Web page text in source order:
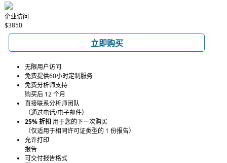
企业访问
$3850
立即购买
无限用户访问
免费提供60小时定制服务
免费分析师支持
购买后 12 个月
直接联系分析师团队
（通过电话/电子邮件）
25% 折扣用于您的下一次购买
（仅适用于相同许可证类型的 1 份报告）
允许打印
报告
可交付报告格式